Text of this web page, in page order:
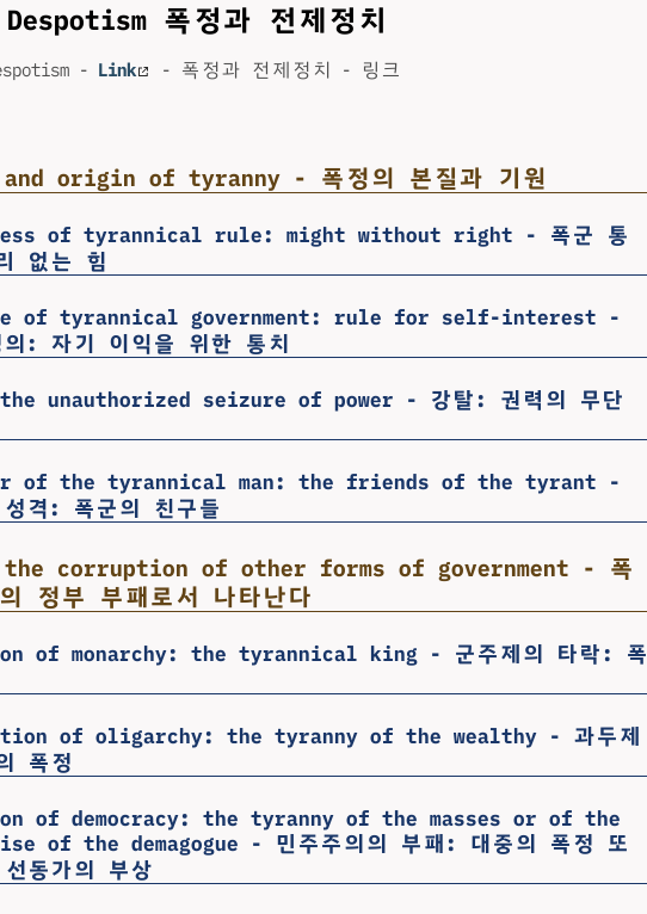
폭정과 전제정치
- Link - 폭정과 전제정치 - 링크
origin of tyranny - 폭정의 본질과 기원
of tyrannical rule: might without right - 폭군 통
없는 힘
of tyrannical government: rule for self-interest -
: 자기 이익을 위한 통치
unauthorized seizure of power - 강탈: 권력의 무단
of the tyrannical man: the friends of the tyrant -
격: 폭군의 친구들
corruption of other forms of government - 폭
정부 부패로서 나타난다
of monarchy: the tyrannical king - 군주제의 타락: 폭
of oligarchy: the tyranny of the wealthy - 과두제
폭정
of democracy: the tyranny of the masses or of the
of the demagogue - 민주주의의 부패: 대중의 폭정 또
동가의 부상